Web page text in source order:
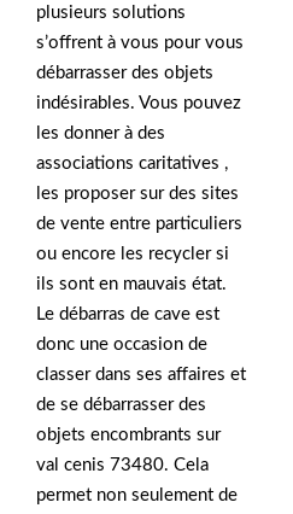
plusieurs solutions
s’offrent à vous pour vous
débarrasser des objets
indésirables. Vous pouvez
les donner à des
associations caritatives ,
les proposer sur des sites
de vente entre particuliers
ou encore les recycler si
ils sont en mauvais état.
Le débarras de cave est
donc une occasion de
classer dans ses affaires et
de se débarrasser des
objets encombrants sur
val cenis 73480. Cela
permet non seulement de